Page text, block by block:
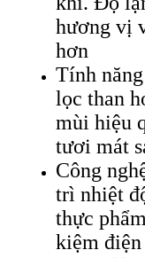
hương vị
hơn
Tính
lọc than
mùi hiệu
tươi mát
Công
trì nhiệt
thực
kiệm điện